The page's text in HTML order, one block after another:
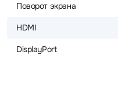
Поворот экрана
HDMI
DisplayPort